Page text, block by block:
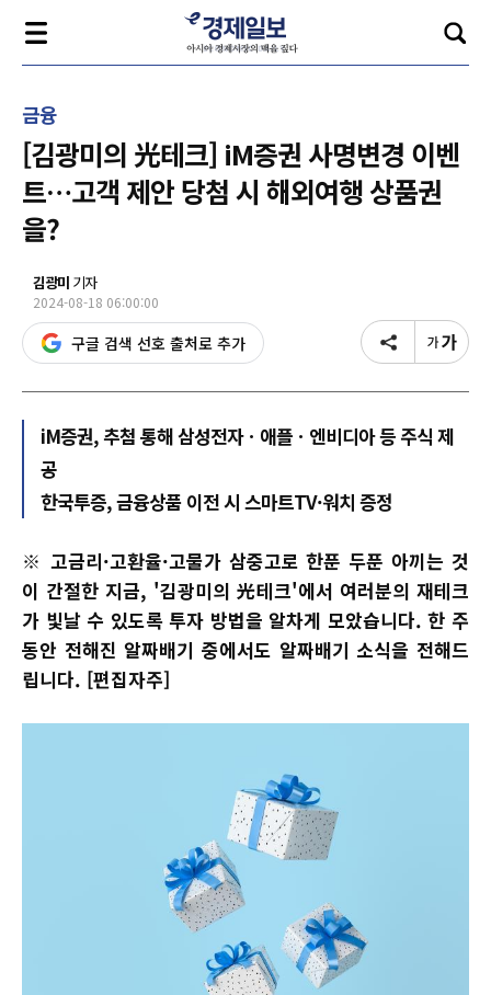
금융
[김광미의 光테크] iM증권 사명변경 이벤
트…고객 제안 당첨 시 해외여행 상품권
을?
김광미 기자
2024-08-18 06:00:00
구글 검색 선호 출처로 추가
iM증권, 추첨 통해 삼성전자ㆍ애플ㆍ엔비디아 등 주식 제
공
한국투증, 금융상품 이전 시 스마트TV·워치 증정
※ 고금리·고환율·고물가 삼중고로 한푼 두푼 아끼는 것
이 간절한 지금, '김광미의 光테크'에서 여러분의 재테크
가 빛날 수 있도록 투자 방법을 알차게 모았습니다. 한 주
동안 전해진 알짜배기 중에서도 알짜배기 소식을 전해드
립니다. [편집자주]